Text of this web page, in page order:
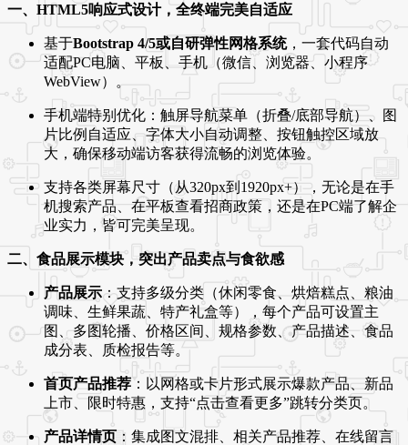
一、HTML5响应式设计，全终端完美自适应
基于Bootstrap 4/5或自研弹性网格系统，一套代码自动
适配PC电脑、平板、手机（微信、浏览器、小程序
WebView）。
手机端特别优化：触屏导航菜单（折叠/底部导航）、图
片比例自适应、字体大小自动调整、按钮触控区域放
大，确保移动端访客获得流畅的浏览体验。
支持各类屏幕尺寸（从320px到1920px+），无论是在手
机搜索产品、在平板查看招商政策，还是在PC端了解企
业实力，皆可完美呈现。
二、食品展示模块，突出产品卖点与食欲感
产品展示 ：支持多级分类（休闲零食、烘焙糕点、粮油
调味、生鲜果蔬、特产礼盒等），每个产品可设置主
图、多图轮播、价格区间、规格参数、产品描述、食品
成分表、质检报告等。
首页产品推荐：以网格或卡片形式展示爆款产品、新品
上市、限时特惠，支持“点击查看更多”跳转分类页。
产品详情页：集成图文混排、相关产品推荐、在线留言